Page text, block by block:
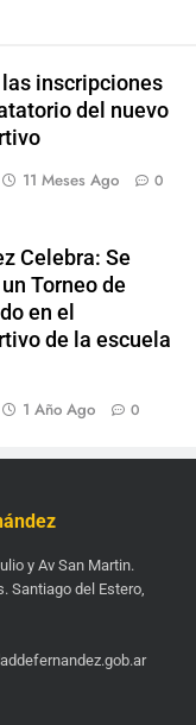
las inscripciones
del nuevo
11 Meses Ago 0
Celebra: Se
Torneo de
en el
de la escuela
1 Año Ago 0
y Av San Martin.
Santiago del Estero,